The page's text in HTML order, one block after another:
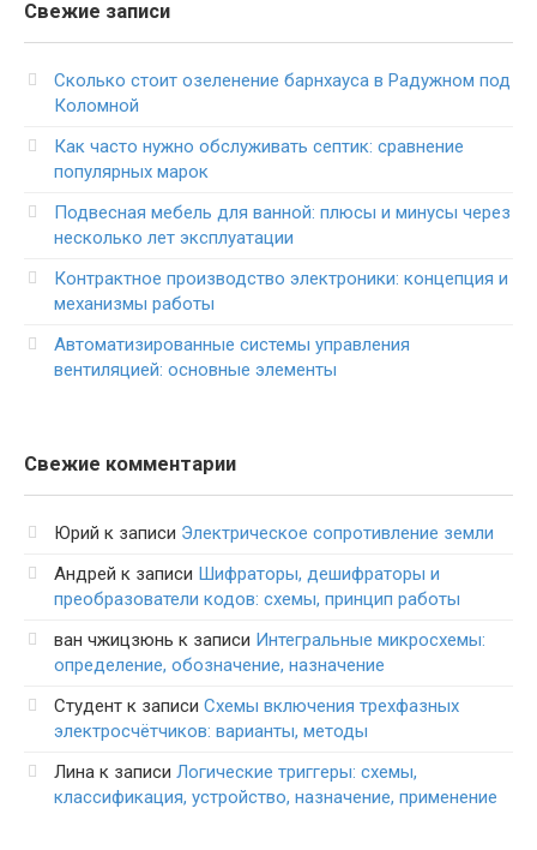
Свежие записи
Сколько стоит озеленение барнхауса в Радужном под
Коломной
Как часто нужно обслуживать септик: сравнение
популярных марок
Подвесная мебель для ванной: плюсы и минусы через
несколько лет эксплуатации
Контрактное производство электроники: концепция и
механизмы работы
Автоматизированные системы управления
вентиляцией: основные элементы
Свежие комментарии
Юрий к записи Электрическое сопротивление земли
Андрей к записи Шифраторы, дешифраторы и
преобразователи кодов: схемы, принцип работы
ван чжицзюнь к записи Интегральные микросхемы:
определение, обозначение, назначение
Студент к записи Схемы включения трехфазных
электросчётчиков: варианты, методы
Лина к записи Логические триггеры: схемы,
классификация, устройство, назначение, применение